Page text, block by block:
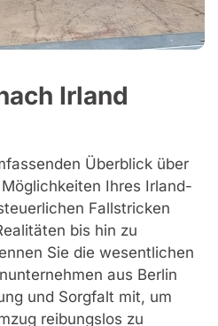
Irland
Überblick über
Ihres Irland-
Fallstricken
bis hin zu
Sie die wesentlichen
aus Berlin
und Sorgfalt mit, um
reibungslos zu